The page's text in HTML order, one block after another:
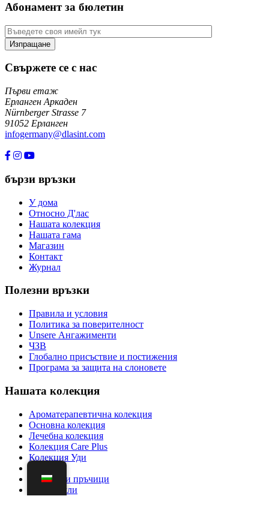
Абонамент за бюлетин
Свържете се с нас
Първи етаж
Ерланген Аркаден
Nürnberger Strasse 7
91052 Ерланген
infogermany@dlasint.com
бързи връзки
У дома
Относно Д'лас
Нашата колекция
Нашата гама
Магазин
Контакт
Журнал
Полезни връзки
Правила и условия
Политика за поверителност
Unsere Ангажименти
ЧЗВ
Глобално присъствие и постижения
Програма за защита на слоновете
Нашата колекция
Ароматерапевтична колекция
Основна колекция
Лечебна колекция
Колекция Care Plus
Колекция Уди
Ароматни пръчици
Новодошли